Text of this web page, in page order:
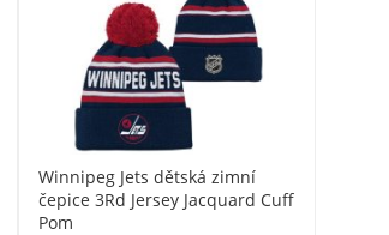
Winnipeg Jets dětská zimní
čepice 3Rd Jersey Jacquard Cuff
Pom